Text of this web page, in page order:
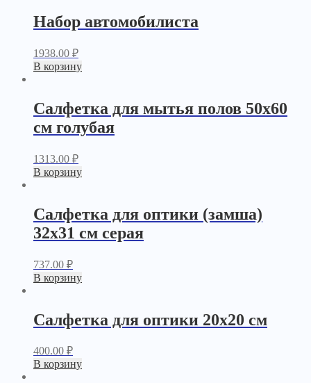
Набор автомобилиста
1938.00 ₽
В корзину
Салфетка для мытья полов 50х60
см голубая
1313.00 ₽
В корзину
Салфетка для оптики (замша)
32х31 см серая
737.00 ₽
В корзину
Салфетка для оптики 20х20 см
400.00 ₽
В корзину